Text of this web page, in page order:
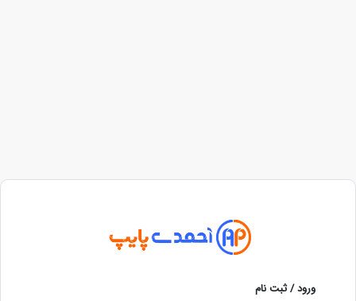
ورود / ثبت نام